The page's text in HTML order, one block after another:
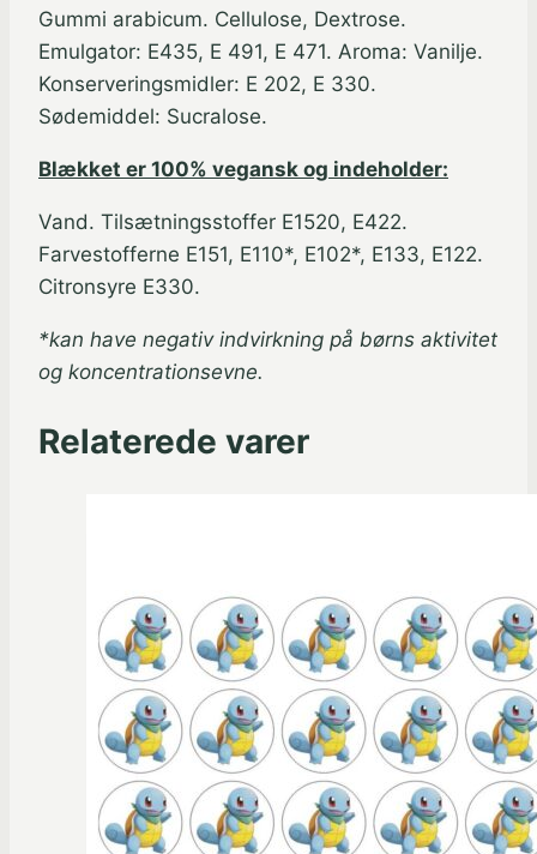
Gummi arabicum. Cellulose, Dextrose.
Emulgator: E435, E 491, E 471. Aroma: Vanilje.
Konserveringsmidler: E 202, E 330.
Sødemiddel: Sucralose.
Blækket er 100% vegansk og indeholder:
Vand. Tilsætningsstoffer E1520, E422.
Farvestofferne E151, E110*, E102*, E133, E122.
Citronsyre E330.
*kan have negativ indvirkning på børns aktivitet
og koncentrationsevne.
Relaterede varer